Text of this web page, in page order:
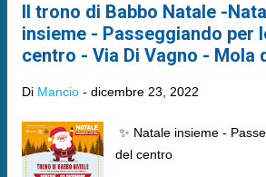
Il trono di Babbo Natale -
insieme - Passeggiando per
centro - Via Di Vagno - Mola
Di Mancio - dicembre 23, 2022
✨ Natale insieme -
del centro